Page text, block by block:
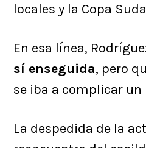
locales y la Copa
En esa línea,
sí enseguida, pero
se iba a complicar un
La despedida de la